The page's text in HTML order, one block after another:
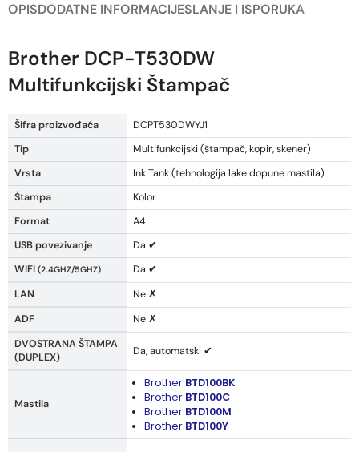
OPISDODATNE INFORMACIJESLANJE I ISPORUKA
Brother DCP-T530DW
Multifunkcijski Štampač
Šifra proizvođaća
DCPT530DWYJ1
Tip
Multifunkcijski (štampač, kopir, skener)
Vrsta
Ink Tank (tehnologija lake dopune mastila)
Štampa
Kolor
Format
A4
USB povezivanje
Da ✔
WIFI (2.4GHZ/5GHZ)
Da ✔
LAN
Ne ✗
ADF
Ne ✗
DVOSTRANA ŠTAMPA
(DUPLEX)
Da, automatski ✔
Mastila
Brother BTD100BK
Brother BTD100C
Brother BTD100M
Brother BTD100Y